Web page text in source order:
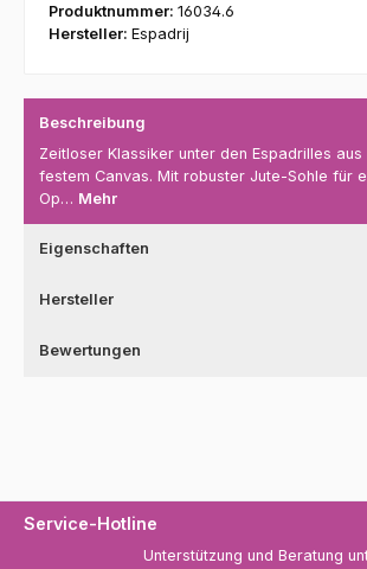
Produktnummer: 16034.6
Hersteller: Espadrij
Beschreibung
Zeitloser Klassiker unter den Espadrilles
festem Canvas. Mit robuster Jute-Sohle für
Op… Mehr
Eigenschaften
Hersteller
Bewertungen
Service-Hotline
Unterstützung und Beratung